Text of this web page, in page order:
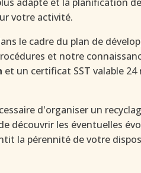
votre activité.
le cadre du plan de
et notre
et un certificat SST valable
d'organiser un
découvrir les éventuelles
la pérennité de votre